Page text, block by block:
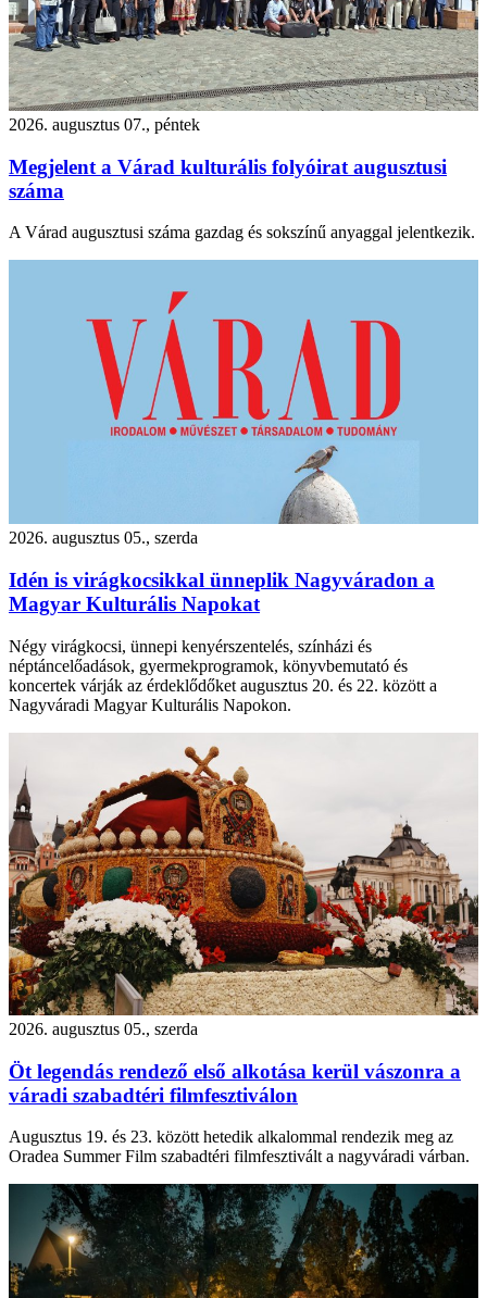
2026. augusztus 07., péntek
Megjelent a Várad kulturális folyóirat augusztusi
száma
A Várad augusztusi száma gazdag és sokszínű anyaggal jelentkezik.
2026. augusztus 05., szerda
Idén is virágkocsikkal ünneplik Nagyváradon a
Magyar Kulturális Napokat
Négy virágkocsi, ünnepi kenyérszentelés, színházi és
néptáncelőadások, gyermekprogramok, könyvbemutató és
koncertek várják az érdeklődőket augusztus 20. és 22. között a
Nagyváradi Magyar Kulturális Napokon.
2026. augusztus 05., szerda
Öt legendás rendező első alkotása kerül vászonra a
váradi szabadtéri filmfesztiválon
Augusztus 19. és 23. között hetedik alkalommal rendezik meg az
Oradea Summer Film szabadtéri filmfesztivált a nagyváradi várban.